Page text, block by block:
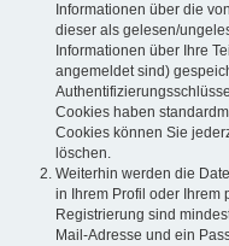
Informationen über die
dieser als gelesen/
Informationen über Ihre
angemeldet sind)
Cookies haben
Cookies können Sie
löschen.
Weiterhin werden die
in Ihrem Profil oder Ihrem
Registrierung sind
Mail-Adresse und ein